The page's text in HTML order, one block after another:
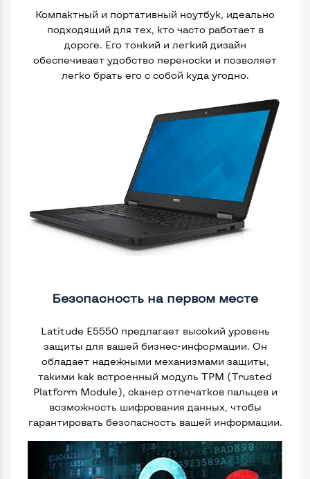
Компактный и портативный ноутбук, идеально
подходящий для тех, кто часто работает в
дороге. Его тонкий и легкий дизайн
обеспечивает удобство переноски и позволяет
легко брать его с собой куда угодно.
Безопасность на первом месте
Latitude E5550 предлагает высокий уровень
защиты для вашей бизнес-информации. Он
обладает надежными механизмами защиты,
такими как встроенный модуль TPM (Trusted
Platform Module), сканер отпечатков пальцев и
возможность шифрования данных, чтобы
гарантировать безопасность вашей информации.